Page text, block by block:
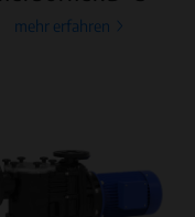
mehr erfahren